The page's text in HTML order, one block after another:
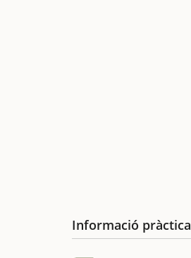
Informació pràctica